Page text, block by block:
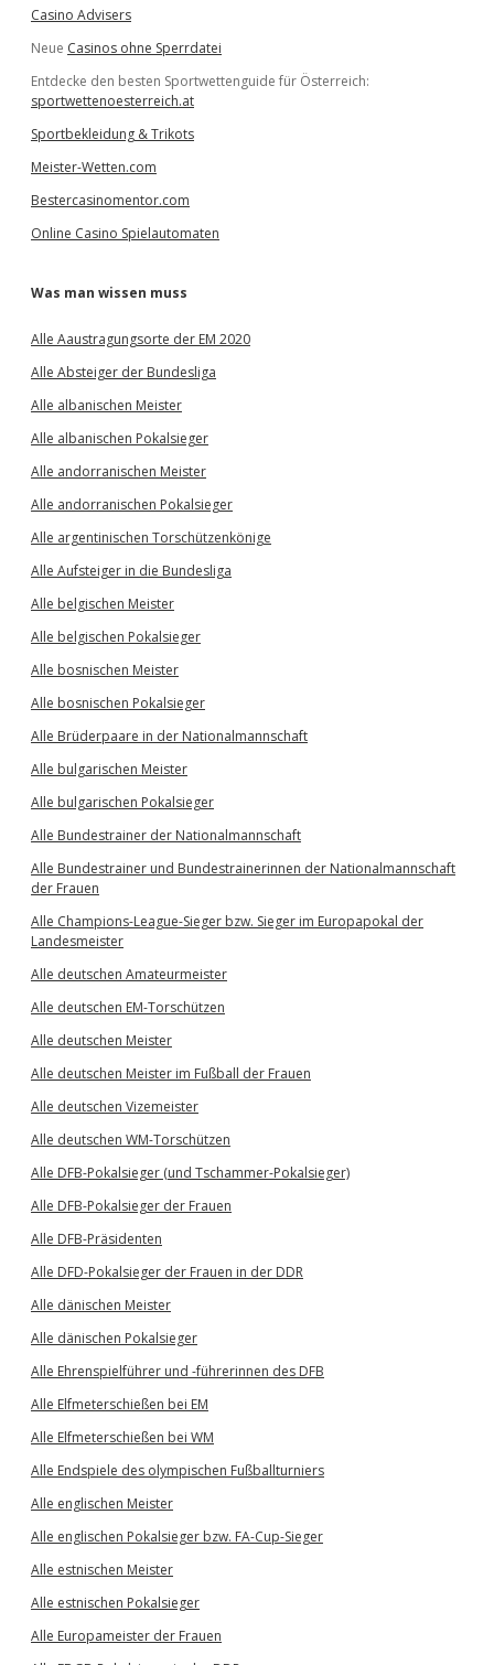
Casino Advisers
Neue Casinos ohne Sperrdatei
Entdecke den besten Sportwettenguide für Österreich:
sportwettenoesterreich.at
Sportbekleidung & Trikots
Meister-Wetten.com
Bestercasinomentor.com
Online Casino Spielautomaten
Was man wissen muss
Alle Aaustragungsorte der EM 2020
Alle Absteiger der Bundesliga
Alle albanischen Meister
Alle albanischen Pokalsieger
Alle andorranischen Meister
Alle andorranischen Pokalsieger
Alle argentinischen Torschützenkönige
Alle Aufsteiger in die Bundesliga
Alle belgischen Meister
Alle belgischen Pokalsieger
Alle bosnischen Meister
Alle bosnischen Pokalsieger
Alle Brüderpaare in der Nationalmannschaft
Alle bulgarischen Meister
Alle bulgarischen Pokalsieger
Alle Bundestrainer der Nationalmannschaft
Alle Bundestrainer und Bundestrainerinnen der Nationalmannschaft
der Frauen
Alle Champions-League-Sieger bzw. Sieger im Europapokal der
Landesmeister
Alle deutschen Amateurmeister
Alle deutschen EM-Torschützen
Alle deutschen Meister
Alle deutschen Meister im Fußball der Frauen
Alle deutschen Vizemeister
Alle deutschen WM-Torschützen
Alle DFB-Pokalsieger (und Tschammer-Pokalsieger)
Alle DFB-Pokalsieger der Frauen
Alle DFB-Präsidenten
Alle DFD-Pokalsieger der Frauen in der DDR
Alle dänischen Meister
Alle dänischen Pokalsieger
Alle Ehrenspielführer und -führerinnen des DFB
Alle Elfmeterschießen bei EM
Alle Elfmeterschießen bei WM
Alle Endspiele des olympischen Fußballturniers
Alle englischen Meister
Alle englischen Pokalsieger bzw. FA-Cup-Sieger
Alle estnischen Meister
Alle estnischen Pokalsieger
Alle Europameister der Frauen